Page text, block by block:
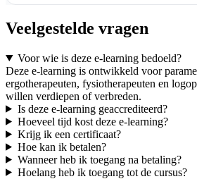
Veelgestelde vragen
Voor wie is deze e-learning bedoeld?
Deze e-learning is ontwikkeld voor
ergotherapeuten, fysiotherapeuten en
willen verdiepen of verbreden.
Is deze e-learning geaccrediteerd?
Hoeveel tijd kost deze e-learning?
Krijg ik een certificaat?
Hoe kan ik betalen?
Wanneer heb ik toegang na betaling?
Hoelang heb ik toegang tot de cursus?